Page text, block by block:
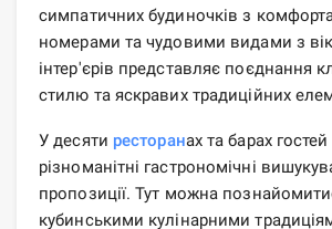
симпатичних будиночків з
номерами та чудовими видами з
інтер'єрів представляє поєднання
стилю та яскравих традиційних
У десяти ресторанах та барах
різноманітні гастрономічні
пропозиції. Тут можна
кубинськими кулінарними